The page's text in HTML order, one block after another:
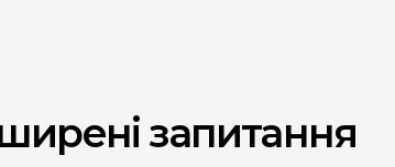
запитання